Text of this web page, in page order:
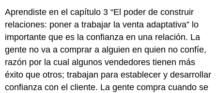
Aprendiste en el capítulo 3 “El poder de construir
relaciones: poner a trabajar la venta adaptativa” lo
importante que es la confianza en una relación. La
gente no va a comprar a alguien en quien no confíe,
razón por la cual algunos vendedores tienen más
éxito que otros; trabajan para establecer y desarrollar
confianza con el cliente. La gente compra cuando se